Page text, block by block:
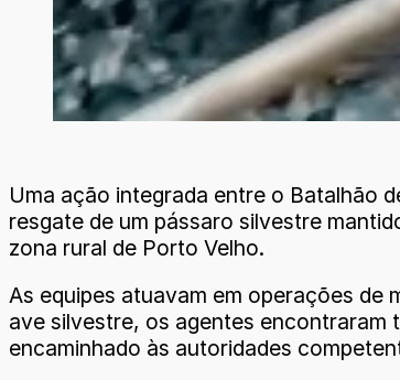
Uma ação integrada entre o Batalhão
resgate de um pássaro silvestre
zona rural de Porto Velho.
As equipes atuavam em operações de
ave silvestre, os agentes encontraram
encaminhado às autoridades